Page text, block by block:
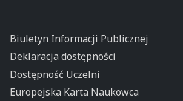
Biuletyn Informacji Publicznej
Deklaracja dostępności
Dostępność Uczelni
Europejska Karta Naukowca